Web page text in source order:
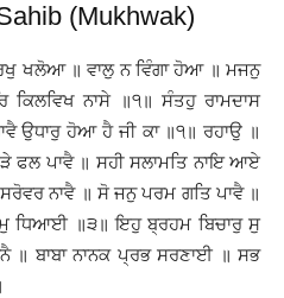
(Mukhwak)
ਖਲੋਆ ॥ ਵਾਲੁ ਨ ਵਿੰਗਾ ਹੋਆ ॥ ਮਜਨੁ
ਕਿਲਵਿਖ ਨਾਸੇ ॥੧॥ ਸੰਤਹੁ ਰਾਮਦਾਸ
ਉਧਾਰੁ ਹੋਆ ਹੈ ਜੀ ਕਾ ॥੧॥ ਰਹਾਉ ॥
ਫਲ ਪਾਵੈ ॥ ਸਹੀ ਸਲਾਮਤਿ ਨਾਇ ਆਏ
ਨਾਵੈ ॥ ਸੋ ਜਨੁ ਪਰਮ ਗਤਿ ਪਾਵੈ ॥
ਧਿਆਈ ॥੩॥ ਇਹੁ ਬ੍ਰਹਮ ਬਿਚਾਰੁ ਸੁ
ਬਾਬਾ ਨਾਨਕ ਪ੍ਰਭ ਸਰਣਾਈ ॥ ਸਭ